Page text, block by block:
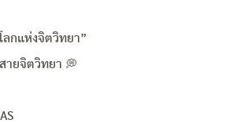
ลกแห่งจิตวิทยา”
ายจิตวิทยา 💭